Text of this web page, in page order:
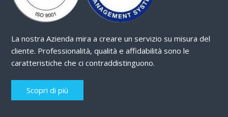
La nostra Azienda mira a creare un servizio su misura del
cliente. Professionalità, qualità e affidabilità sono le
caratteristiche che ci contraddistinguono.
Scopri di più